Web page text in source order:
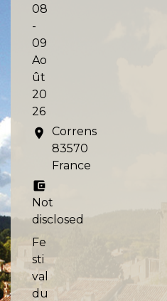
08
-
09
Ao
ût
20
26
location_on
Correns
83570
France
account_balance_wallet
Not
disclosed
Fe
sti
val
du